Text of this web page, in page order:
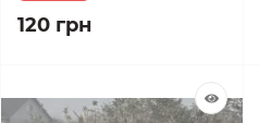
120 грн